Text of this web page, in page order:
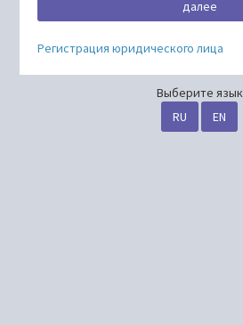
Регистрация юридического лица
Выберите язык